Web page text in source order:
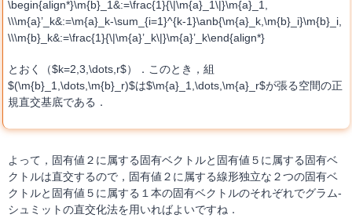
\begin{align*}\m{b}_1&:=\frac{1}{\|\m{a}_1\|}\m{a}_1,
\\\m{a}’_k&:=\m{a}_k-\sum_{i=1}^{k-1}\anb{\m{a}_k,\m{b}_i}\m{b}_i,
\\\m{b}_k&:=\frac{1}{\|\m{a}’_k\|}\m{a}’_k\end{align*}
とおく（$k=2,3,\dots,r$）．このとき，組
$(\m{b}_1,\dots,\m{b}_r)$は$\m{a}_1,\dots,\m{a}_r$が張る空間の正
規直交基底である．
よって，固有値２に属する固有ベクトルと固有値５に属する固有ベ
クトルは直交するので，固有値２に属する線形独立な２つの固有ベ
クトルと固有値５に属する１本の固有ベクトルのそれぞれでグラム-
シュミットの直交化法を用いればよいですね．